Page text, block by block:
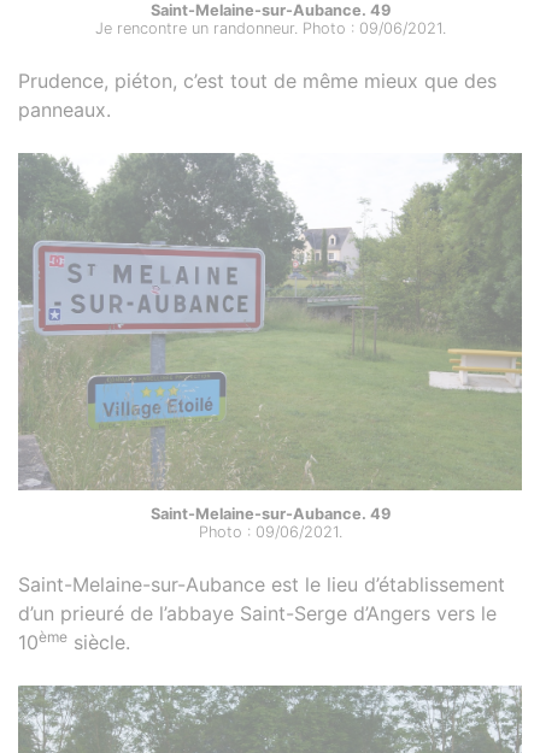
Saint-Melaine-sur-Aubance. 49
Je rencontre un randonneur. Photo : 09/06/2021.
Prudence, piéton, c’est tout de même mieux que des
panneaux.
Saint-Melaine-sur-Aubance. 49
Photo : 09/06/2021.
Saint-Melaine-sur-Aubance est le lieu d’établissement
d’un prieuré de l’abbaye Saint-Serge d’Angers vers le
10ème siècle.